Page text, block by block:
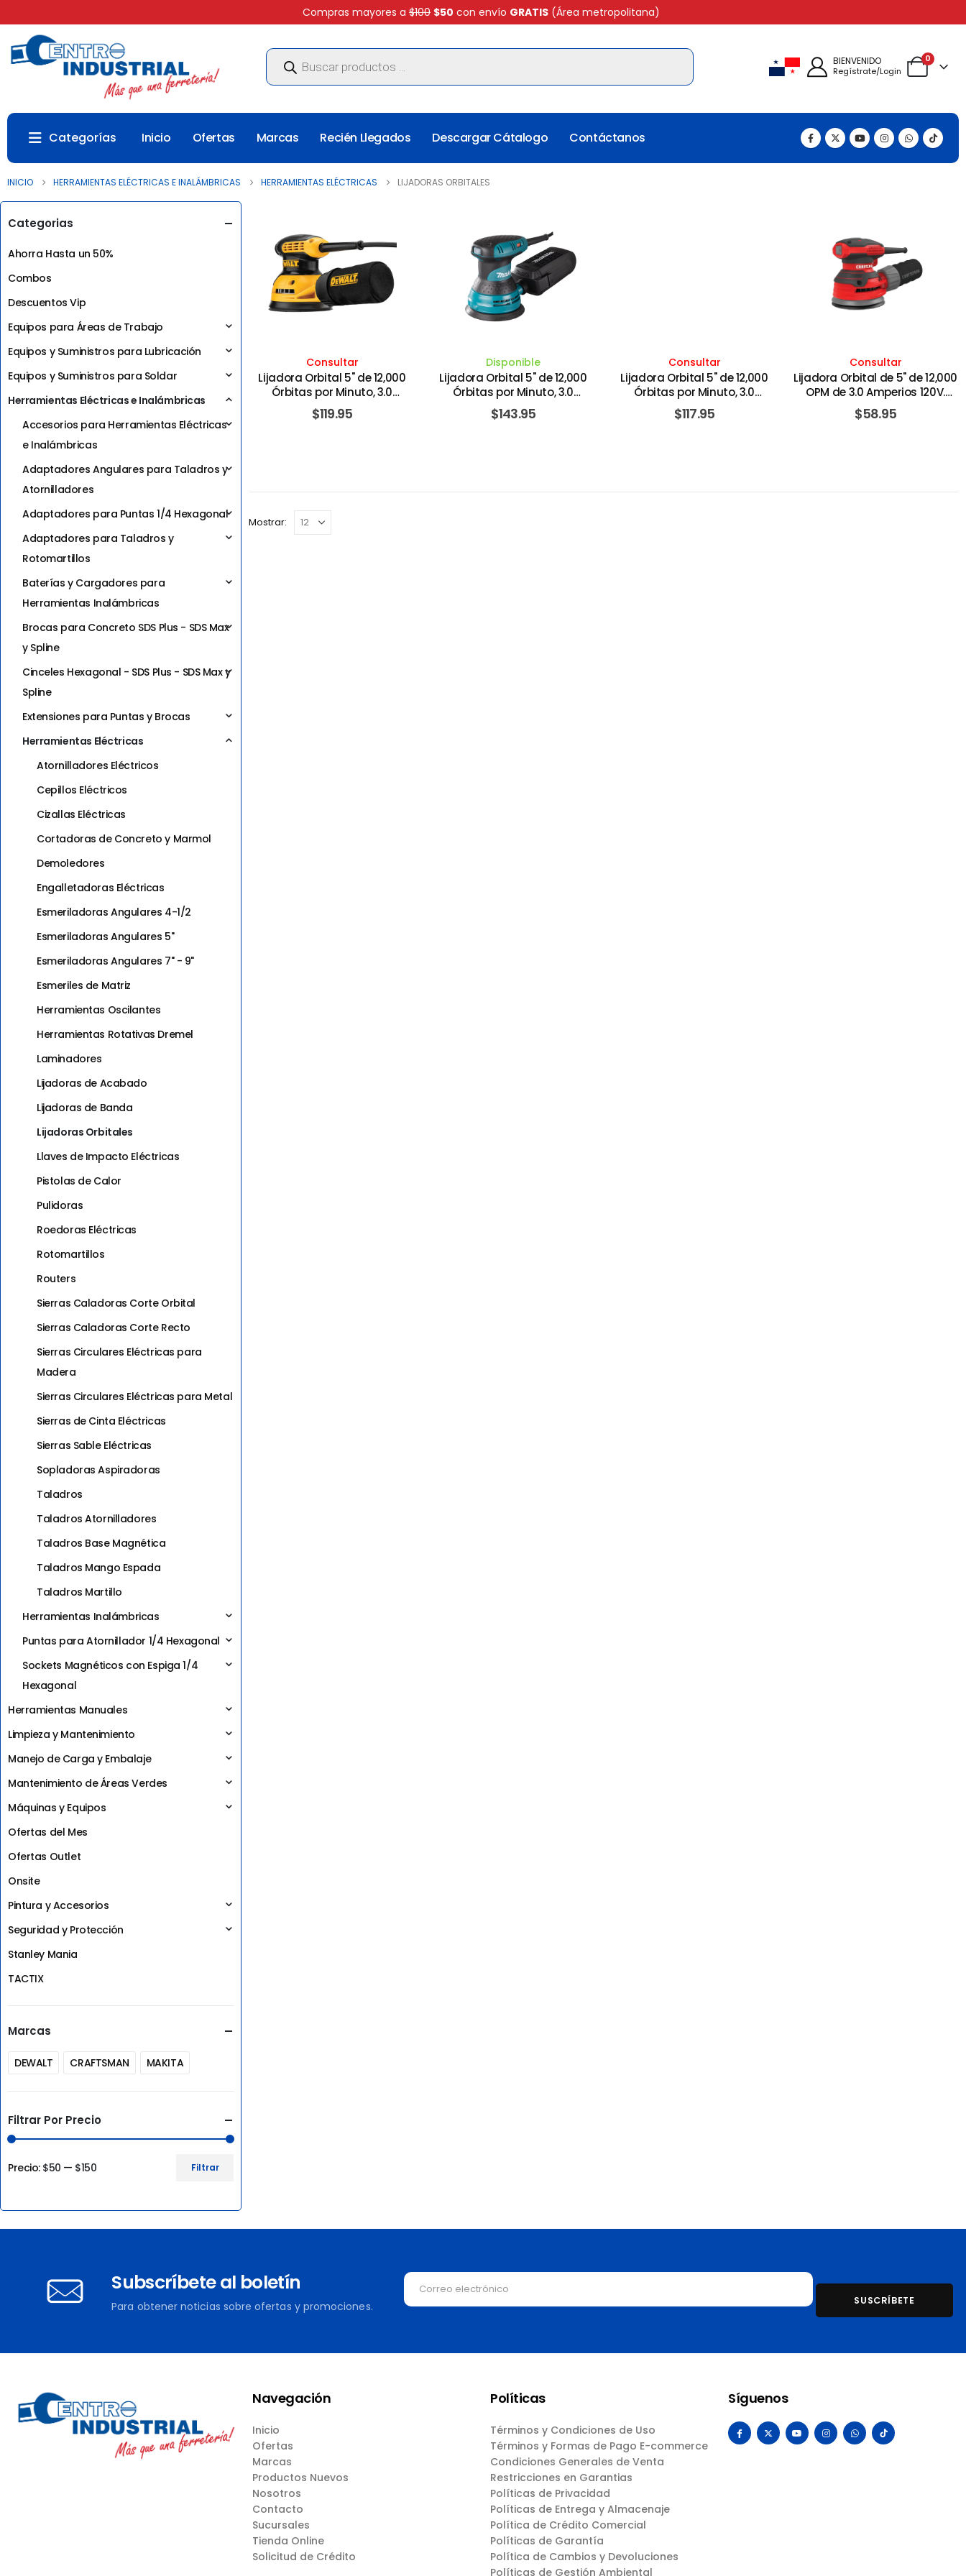
Compras mayores a $100 $50 con envío GRATIS (Área metropolitana)
Búsqueda
productos
BIENVENIDO
Regístrate/Login
0
Categorías Inicio Ofertas Marcas Recién Llegados Descargar Cátalogo Contáctanos
INICIO HERRAMIENTAS ELÉCTRICAS E INALÁMBRICAS HERRAMIENTAS ELÉCTRICAS LIJADORAS ORBITALES
Consultar
Lijadora Orbital 5" de 12,000
Órbitas por Minuto, 3.0
Amperios 120V con Maletín.
DEWALT
$119.95
Disponible
Lijadora Orbital 5" de 12,000
Órbitas por Minuto, 3.0
Amperios 120V. MAKITA
$143.95
Consultar
Lijadora Orbital 5" de 12,000
Órbitas por Minuto, 3.0
Amperios 120V. MAKITA
$117.95
Consultar
Lijadora Orbital de 5" de 12,000
OPM de 3.0 Amperios 120V.
CRAFTSMAN
$58.95
Mostrar:
Categorias
Ahorra Hasta un 50%
Combos
Descuentos Vip
Equipos para Áreas de Trabajo
Equipos y Suministros para Lubricación
Equipos y Suministros para Soldar
Herramientas Eléctricas e Inalámbricas
Accesorios para Herramientas Eléctricas
e Inalámbricas
Adaptadores Angulares para Taladros y
Atornilladores
Adaptadores para Puntas 1/4 Hexagonal
Adaptadores para Taladros y
Rotomartillos
Baterías y Cargadores para
Herramientas Inalámbricas
Brocas para Concreto SDS Plus - SDS Max
y Spline
Cinceles Hexagonal - SDS Plus - SDS Max y
Spline
Extensiones para Puntas y Brocas
Herramientas Eléctricas
Atornilladores Eléctricos
Cepillos Eléctricos
Cizallas Eléctricas
Cortadoras de Concreto y Marmol
Demoledores
Engalletadoras Eléctricas
Esmeriladoras Angulares 4-1/2
Esmeriladoras Angulares 5"
Esmeriladoras Angulares 7" - 9"
Esmeriles de Matriz
Herramientas Oscilantes
Herramientas Rotativas Dremel
Laminadores
Lijadoras de Acabado
Lijadoras de Banda
Lijadoras Orbitales
Llaves de Impacto Eléctricas
Pistolas de Calor
Pulidoras
Roedoras Eléctricas
Rotomartillos
Routers
Sierras Caladoras Corte Orbital
Sierras Caladoras Corte Recto
Sierras Circulares Eléctricas para
Madera
Sierras Circulares Eléctricas para Metal
Sierras de Cinta Eléctricas
Sierras Sable Eléctricas
Sopladoras Aspiradoras
Taladros
Taladros Atornilladores
Taladros Base Magnética
Taladros Mango Espada
Taladros Martillo
Herramientas Inalámbricas
Puntas para Atornillador 1/4 Hexagonal
Sockets Magnéticos con Espiga 1/4
Hexagonal
Herramientas Manuales
Limpieza y Mantenimiento
Manejo de Carga y Embalaje
Mantenimiento de Áreas Verdes
Máquinas y Equipos
Ofertas del Mes
Ofertas Outlet
Onsite
Pintura y Accesorios
Seguridad y Protección
Stanley Mania
TACTIX
Marcas
DEWALT CRAFTSMAN MAKITA
Filtrar Por Precio
Filtrar
Precio: $50 — $150
Subscríbete al boletín
Para obtener noticias sobre ofertas y promociones.
Navegación
Inicio
Ofertas
Marcas
Productos Nuevos
Nosotros
Contacto
Sucursales
Tienda Online
Solicitud de Crédito
Políticas
Términos y Condiciones de Uso
Términos y Formas de Pago E-commerce
Condiciones Generales de Venta
Restricciones en Garantias
Políticas de Privacidad
Políticas de Entrega y Almacenaje
Política de Crédito Comercial
Políticas de Garantía
Política de Cambios y Devoluciones
Políticas de Gestión Ambiental
Síguenos